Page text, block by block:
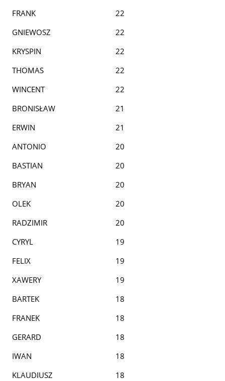
FRANK
22
GNIEWOSZ
22
KRYSPIN
22
THOMAS
22
WINCENT
22
BRONISŁAW
21
ERWIN
21
ANTONIO
20
BASTIAN
20
BRYAN
20
OLEK
20
RADZIMIR
20
CYRYL
19
FELIX
19
XAWERY
19
BARTEK
18
FRANEK
18
GERARD
18
IWAN
18
KLAUDIUSZ
18